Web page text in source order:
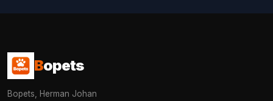
Bopets
Bopets, Herman Johan